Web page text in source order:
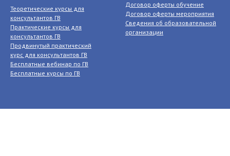
Теоретические курсы для
консультантов ГВ
Практические курсы для
консультантов ГВ
Продвинутый практический
курс для консультантов ГВ
Бесплатные вебинар по ГВ
Бесплатные курсы по ГВ
Договор оферты обучение
Договор оферты мероприятия
Сведения об образовательной
организации